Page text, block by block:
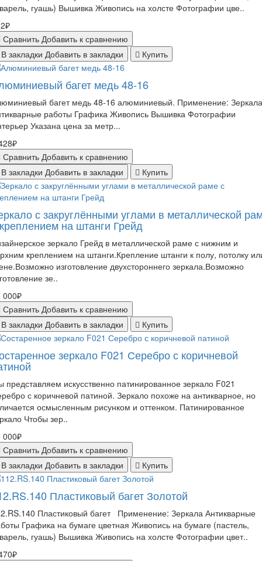
гуашь) Вышивка Живопись на холсте Фотографии цве..
Сравнить Добавить к сравнению
закладки Добавить в закладки Купить
багет медь 48-16
багет медь 48-16 алюминиевый. Применение: Зеркала
работы Графика Живопись Вышивка Фотографии
Указана цена за метр...
Сравнить Добавить к сравнению
закладки Добавить в закладки Купить
с закруглёнными углами в металлической
на штанги Грейд
зеркало Грейд в металлической раме с нижним и
креплением на штанги.Крепление штанги к полу, потолку
изготовление двухстороннего зеркала.Возможно
зе..
000₽
Сравнить Добавить к сравнению
закладки Добавить в закладки Купить
зеркало F021 Серебро с коричневой
представляем искусственно патинированное зеркало F021
с коричневой патиной. Зеркало похоже на антикварное, но
осмысленным рисунком и оттенком. Патинированное
Чтобы зер..
000₽
Сравнить Добавить к сравнению
закладки Добавить в закладки Купить
Пластиковый багет Золотой
Пластиковый багет Применение: Зеркала Антикварные
Графика на бумаге цветная Живопись на бумаге (пастель,
гуашь) Вышивка Живопись на холсте Фотографии цвет..